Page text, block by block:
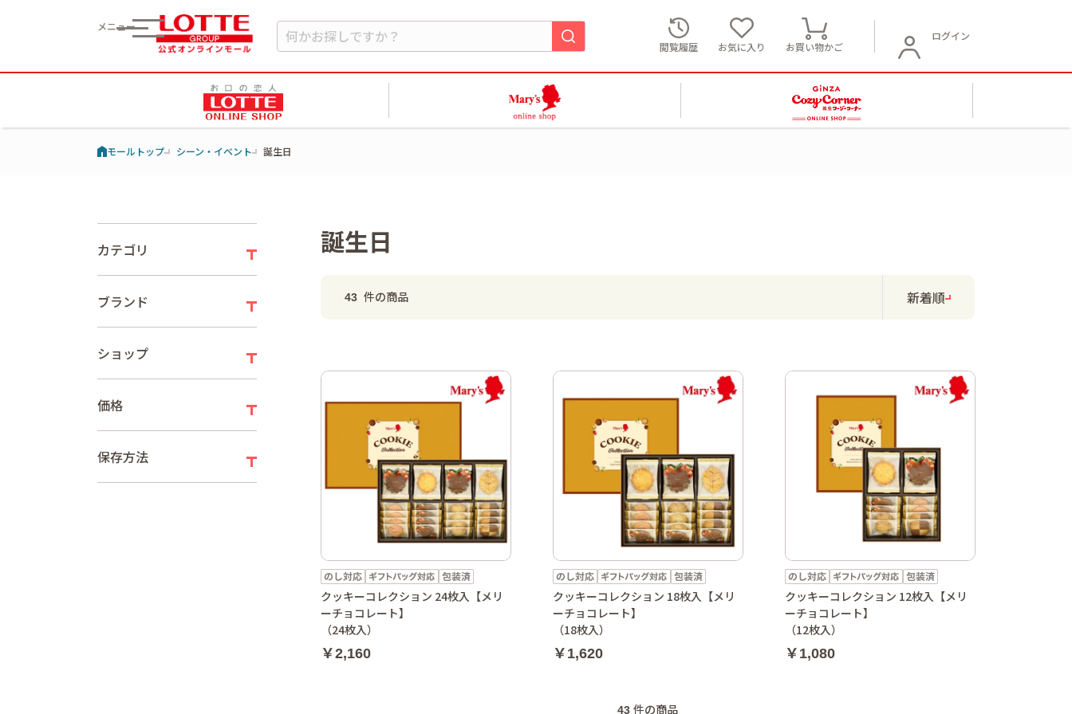
メニュー
閲覧履歴
お気に入り お買い物かご
ログイン
モールトップ シーン・イベント 誕生日
カテゴリ
ブランド
ショップ
価格
保存方法
誕生日
43 件の商品 新着順
クッキーコレクション 24枚入【メリ
ーチョコレート】
（24枚入）
￥2,160
クッキーコレクション 18枚入【メリ
ーチョコレート】
（18枚入）
￥1,620
クッキーコレクション 12枚入【メリ
ーチョコレート】
（12枚入）
￥1,080
43 件の商品